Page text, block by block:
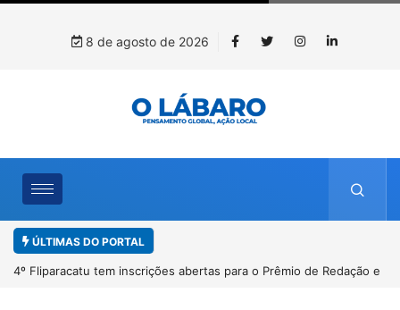
8 de agosto de 2026
ÚLTIMAS DO PORTAL
4º Fliparacatu tem inscrições abertas para o Prêmio de Redação e